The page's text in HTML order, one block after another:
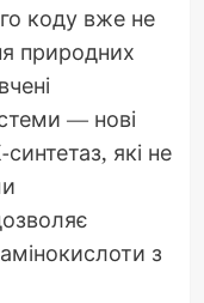
коду вже не
природних
— нові
які не
з